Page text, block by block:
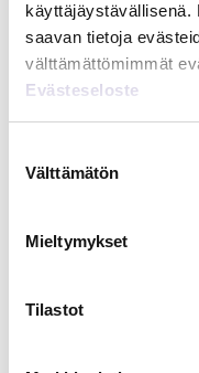
käyttäjäystävällisenä.
saavan tietoja
välttämättömimmät
Evästeseloste
valinta
Välttämätön
Mieltymykset
Tilastot
hallinta